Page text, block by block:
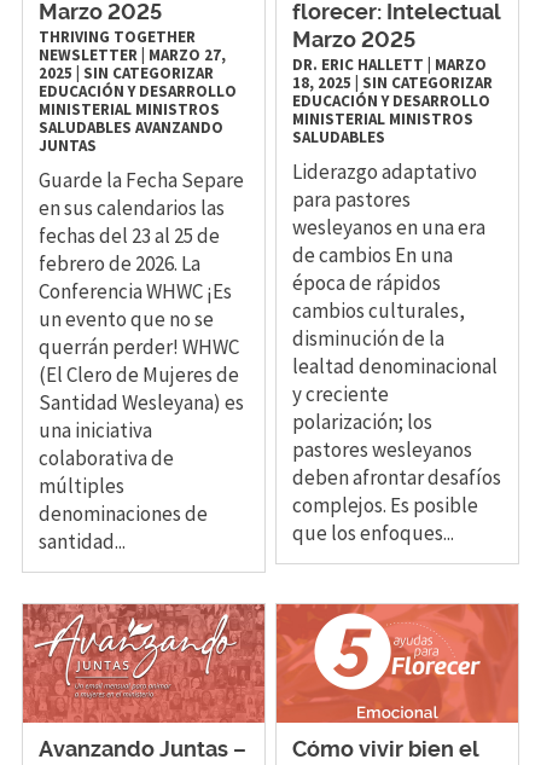
Marzo 2025
THRIVING TOGETHER
NEWSLETTER| MARZO 27,
2025
SIN CATEGORIZAR
EDUCACIÓN Y DESARROLLO
MINISTERIAL MINISTROS
SALUDABLES AVANZANDO
JUNTAS
Guarde la Fecha Separe
en sus calendarios las
fechas del 23 al 25 de
febrero de 2026. La
Conferencia WHWC ¡Es
un evento que no se
querrán perder! WHWC
(El Clero de Mujeres de
Santidad Wesleyana) es
una iniciativa
colaborativa de
múltiples
denominaciones de
santidad...
florecer: Intelectual
Marzo 2025
DR. ERIC HALLETT
MARZO
18, 2025
SIN CATEGORIZAR
EDUCACIÓN Y DESARROLLO
MINISTERIAL MINISTROS
SALUDABLES
Liderazgo adaptativo
para pastores
wesleyanos en una era
de cambios En una
época de rápidos
cambios culturales,
disminución de la
lealtad denominacional
y creciente
polarización; los
pastores wesleyanos
deben afrontar desafíos
complejos. Es posible
que los enfoques...
Avanzando Juntas –
Cómo vivir bien el